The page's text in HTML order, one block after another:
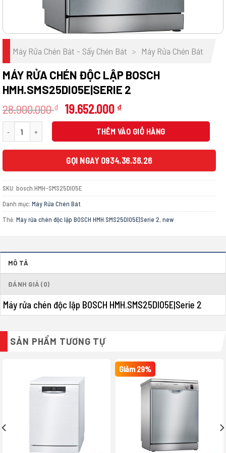
Máy Rửa Chén Bát - Sấy Chén Bát > Máy Rửa Chén Bát
MÁY RỬA CHÉN ĐỘC LẬP BOSCH
HMH.SMS25DI05E|SERIE 2
28.900.000₫
Giá
gốc
28.900.000 ₫.
19.652.000 ₫Giá
hiện
tại
là:
19.652.000 ₫.
Máy rửa chén độc lập BOSCH HMH.SMS25DI05E|Serie 2 số lượng
THÊM VÀO GIỎ HÀNG
GỌI NGAY 0934.36.36.26
SKU: bosch.HMH-SMS25DI05E
Danh mục: Máy Rửa Chén Bát
Thẻ: Máy rửa chén độc lập BOSCH HMH.SMS25DI05E|Serie 2, new
MÔ TẢ
ĐÁNH GIÁ (0)
Máy rửa chén độc lập BOSCH HMH.SMS25DI05E|Serie 2
SẢN PHẨM TƯƠNG TỰ
Giảm 29%